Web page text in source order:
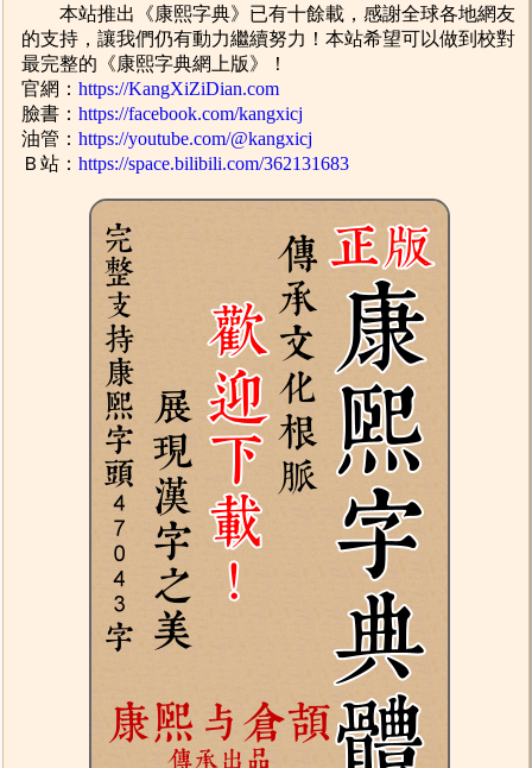
本站推出《康熙字典》已有十餘載，感謝全球各地網友
的支持，讓我們仍有動力繼續努力！本站希望可以做到校對
最完整的《康熙字典網上版》！
官網：https://KangXiZiDian.com
臉書：https://facebook.com/kangxicj
油管：https://youtube.com/@kangxicj
Ｂ站：https://space.bilibili.com/362131683